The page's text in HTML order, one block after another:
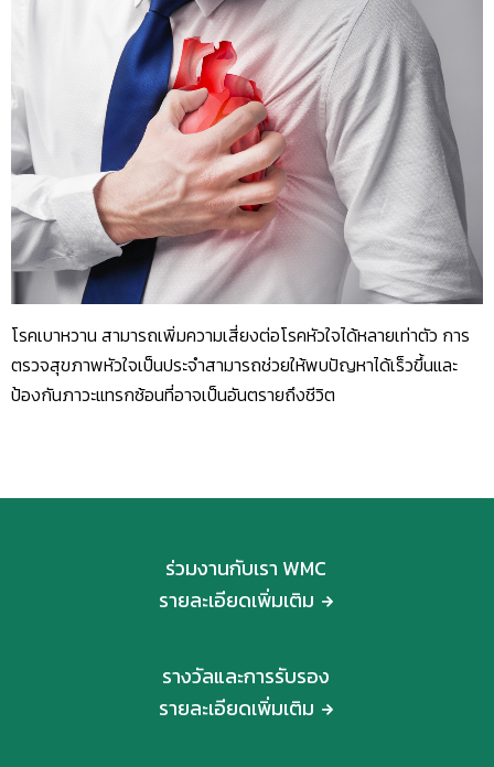
โรคเบาหวาน สามารถเพิ่มความเสี่ยงต่อโรคหัวใจได้หลายเท่าตัว การ
ตรวจสุขภาพหัวใจเป็นประจำสามารถช่วยให้พบปัญหาได้เร็วขึ้นและ
ป้องกันภาวะแทรกซ้อนที่อาจเป็นอันตรายถึงชีวิต
ร่วมงานกับเรา WMC
รายละเอียดเพิ่มเติม
รางวัลและการรับรอง
รายละเอียดเพิ่มเติม